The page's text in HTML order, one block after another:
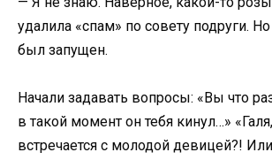
удалила «спам» по совету подруги.
был запущен.
Начали задавать вопросы: «Вы что
в такой момент он тебя кинул…»
встречается с молодой девицей?!